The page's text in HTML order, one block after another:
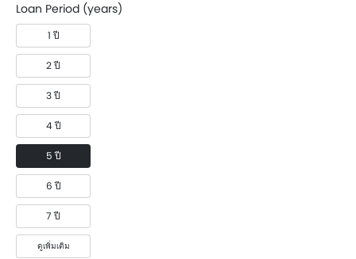
Loan Period (years)
1 ปี
2 ปี
3 ปี
4 ปี
5 ปี
6 ปี
7 ปี
ดูเพิ่มเติม